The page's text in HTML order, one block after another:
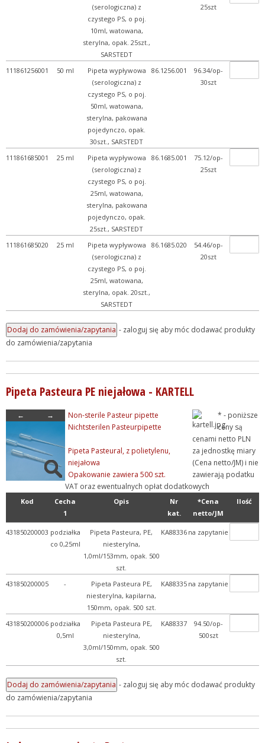
(serologiczna) z
czystego PS, o poj.
10ml, watowana,
sterylna, opak. 25szt.,
SARSTEDT
25szt
111861256001 50 ml
Pipeta wypływowa
(serologiczna) z
czystego PS, o poj.
50ml, watowana,
sterylna, pakowana
pojedynczo, opak.
30szt., SARSTEDT
86.1256.001
96.34/op-
30szt
111861685001 25 ml
Pipeta wypływowa
(serologiczna) z
czystego PS, o poj.
25ml, watowana,
sterylna, pakowana
pojedynczo, opak.
25szt., SARSTEDT
86.1685.001
75.12/op-
25szt
111861685020 25 ml
Pipeta wypływowa
(serologiczna) z
czystego PS, o poj.
25ml, watowana,
sterylna, opak. 20szt.,
SARSTEDT
86.1685.020
54.46/op-
20szt
- zaloguj się aby móc dodawać produkty
do zamówienia/zapytania
Pipeta Pasteura PE niejałowa - KARTELL
← →
Non-sterile Pasteur pipette
Nichtsterilen Pasteurpipette
Pipeta Pasteural, z polietylenu,
niejałowa
Opakowanie zawiera 500 szt.
* - poniższe
ceny są
cenami netto PLN
za jednostkę miary
(Cena netto/JM) i nie
zawierają podatku
VAT oraz ewentualnych opłat dodatkowych
Kod
Cecha
1
Opis
Nr
kat.
*Cena
netto/JM
Ilość
431850200003 podziałka
co 0,25ml
Pipeta Pasteura, PE,
niesterylna,
1,0ml/153mm, opak. 500
szt.
KA88336 na zapytanie
431850200005 -
Pipeta Pasteura PE,
niesterylna, kapilarna,
150mm, opak. 500 szt.
KA88335 na zapytanie
431850200006 podziałka
0,5ml
Pipeta Pasteura PE,
niesterylna,
3,0ml/150mm, opak. 500
szt.
KA88337
94.50/op-
500szt
- zaloguj się aby móc dodawać produkty
do zamówienia/zapytania